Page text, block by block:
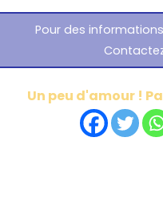
Pour des
Un peu d'amour !